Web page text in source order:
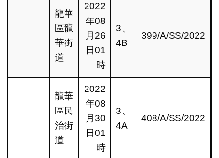
龍華
區龍
華街
道
2022
年08
月26
日01
時
3、
4B
399/A/SS/2022
龍華
區民
治街
道
2022
年08
月30
日01
時
3、
4A
408/A/SS/2022